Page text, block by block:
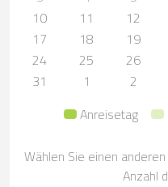
10
11 12
17
18 19
24
25 26
31
1 2
Anreisetag
Wählen Sie einen
Anzahl